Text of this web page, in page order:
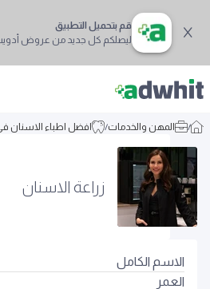
قم بتحميل التطبيق
ليصلكم كل جديد من عروض
/ المهن والخدمات/ افضل اطباء الاسنان
زراعة الاسنان
الاسم الكامل
العمر